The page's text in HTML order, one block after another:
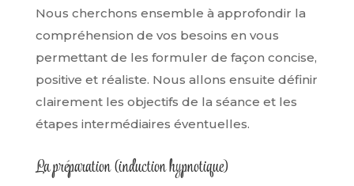
Nous cherchons ensemble à approfondir la
compréhension de vos besoins en vous
permettant de les formuler de façon concise,
positive et réaliste. Nous allons ensuite définir
clairement les objectifs de la séance et les
étapes intermédiaires éventuelles.
La préparation (induction hypnotique)